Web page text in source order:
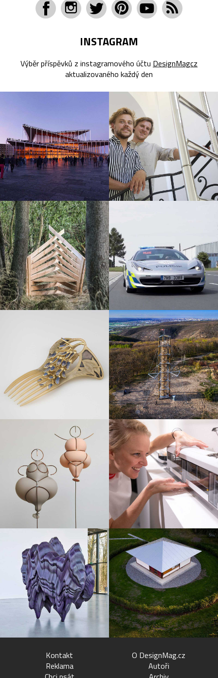
INSTAGRAM
Výběr příspěvků z instagramového účtu DesignMagcz
aktualizovaného každý den
Kontakt
Reklama
O DesignMag.cz
Autoři